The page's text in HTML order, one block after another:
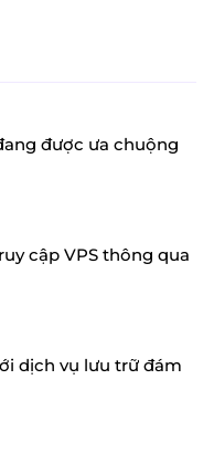
được ưa chuộng
cập VPS thông qua
dịch vụ lưu trữ đám